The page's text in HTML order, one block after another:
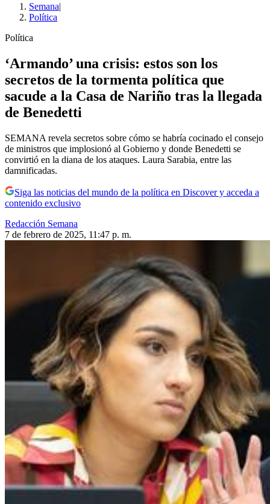
Semana|
Política
Política
‘Armando’ una crisis: estos son los
secretos de la tormenta política que
sacude a la Casa de Nariño tras la llegada
de Benedetti
SEMANA revela secretos sobre cómo se habría cocinado el consejo
de ministros que implosionó al Gobierno y donde Benedetti se
convirtió en la diana de los ataques. Laura Sarabia, entre las
damnificadas.
Siga las noticias del mundo de la política en Discover y acceda a
contenido exclusivo
Redacción Semana
7 de febrero de 2025, 11:47 p. m.